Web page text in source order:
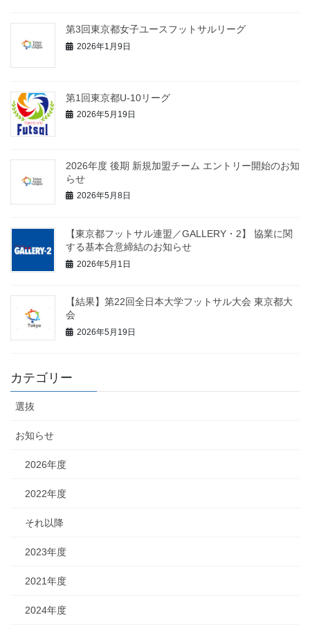
第3回東京都女子ユースフットサルリーグ
2026年1月9日
第1回東京都U-10リーグ
2026年5月19日
2026年度 後期 新規加盟チーム エントリー開始のお知
らせ
2026年5月8日
【東京都フットサル連盟／GALLERY・2】 協業に関
する基本合意締結のお知らせ
2026年5月1日
【結果】第22回全日本大学フットサル大会 東京都大
会
2026年5月19日
カテゴリー
選抜
お知らせ
2026年度
2022年度
それ以降
2023年度
2021年度
2024年度